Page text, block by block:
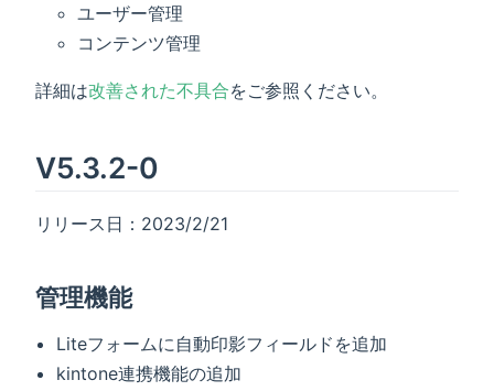
ユーザー管理
コンテンツ管理
詳細は改善された不具合をご参照ください。
V5.3.2-0
リリース日：2023/2/21
管理機能
Liteフォームに自動印影フィールドを追加
kintone連携機能の追加